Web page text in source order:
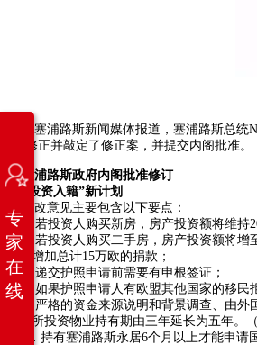
据塞浦路斯新闻媒体报道，塞浦路斯总统
进行修正并敲定了修正案，并提交内阁批准。
塞浦路斯政府内阁批准修订
“投资入籍”新计划
修改意见主要包含以下要点：
1. 若投资人购买新房，房产投资额将维持
2. 若投资人购买二手房，房产投资额将增
3.增加总计15万欧的捐款；
4. 递交护照申请前需要有申根签证；
5. 如果护照申请人有欧盟其他国家的移
6. 严格的资金来源说明和背景调查、由外
7.所投资物业持有期由三年延长为五年。
8．持有塞浦路斯永居6个月以上才能申
专
家
在
线